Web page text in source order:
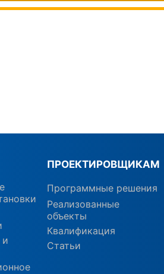
и
ПРОЕКТИРОВЩИКАМ
Программные решения
Реализованные
объекты
Квалификация
Статьи